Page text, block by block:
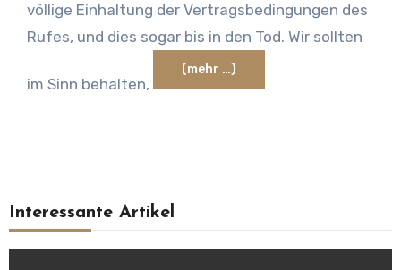
völlige Einhaltung der Vertragsbedingungen des
Rufes, und dies sogar bis in den Tod. Wir sollten
im Sinn behalten,
(mehr …)
Interessante Artikel